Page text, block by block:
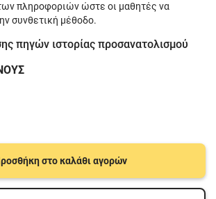
πληροφοριών ώστε οι μαθητές να
συνθετική μέθοδο.
πηγών ιστορίας προσανατολισμού
στο καλάθι αγορών